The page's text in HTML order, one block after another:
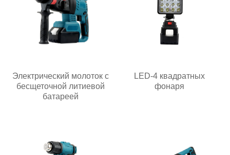
Электрический молоток с
бесщеточной литиевой
батареей
LED-4 квадратных
фонаря